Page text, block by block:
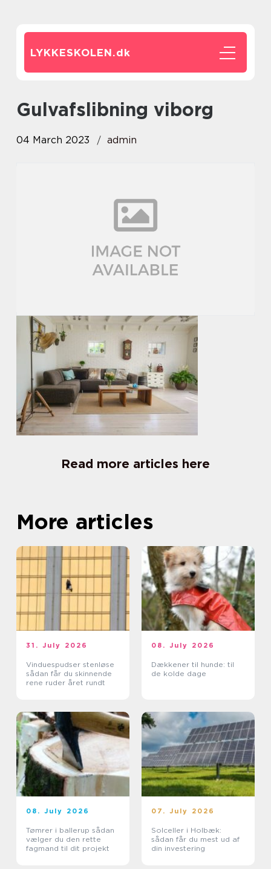
LYKKESKOLEN.dk
gulvafslibning viborg
04 March 2023 admin
Read more articles here
More articles
31. July 2026
Vinduespudser stenløse
sådan får du skinnende
rene ruder året rundt
08. July 2026
Dækkener til hunde: til
de kolde dage
08. July 2026
Tømrer i ballerup sådan
vælger du den rette
fagmand til dit projekt
07. July 2026
Solceller i Holbæk:
sådan får du mest ud af
din investering